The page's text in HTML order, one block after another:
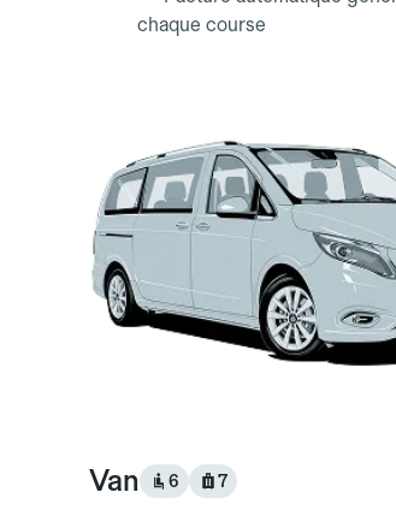
chaque course
Van 6 7